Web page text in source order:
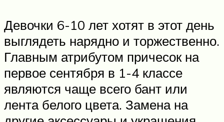
Девочки 6-10 лет хотят в этот день
выглядеть нарядно и торжественно.
Главным атрибутом причесок на
первое сентября в 1-4 классе
являются чаще всего бант или
лента белого цвета. Замена на